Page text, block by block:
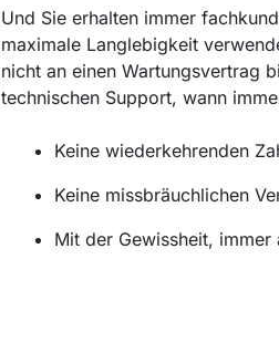
Und Sie erhalten immer
maximale Langlebigkeit
nicht an einen Wartungsvertrag
technischen Support, wann
Keine wiederkehrenden
Keine missbräuchlichen
Mit der Gewissheit,